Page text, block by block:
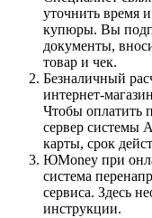
уточнить время
купюры. Вы
документы,
товар и чек.
Безналичный
интернет-
Чтобы оплатить
сервер системы
карты, срок
ЮMoney при
система
сервиса. Здесь
инструкции.